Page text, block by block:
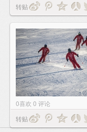
转贴
0喜欢 0 评论
转贴